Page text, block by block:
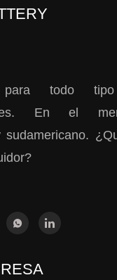
para todo
En el
sudamericano.